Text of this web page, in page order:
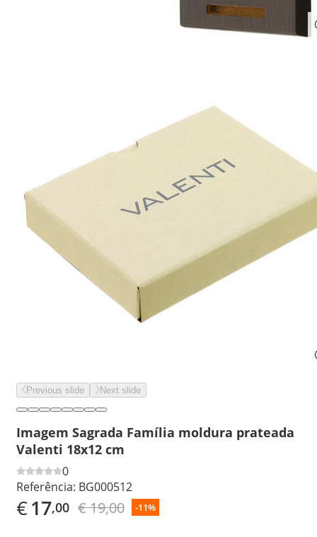
Previous slide Next slide
Imagem Sagrada Família moldura prateada
Valenti 18x12 cm
0
Referência: BG000512
€17,00 € 19,00 -11%